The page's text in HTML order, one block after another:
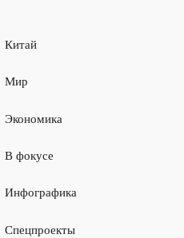
Китай
Мир
Экономика
В фокусе
Инфографика
Спецпроекты